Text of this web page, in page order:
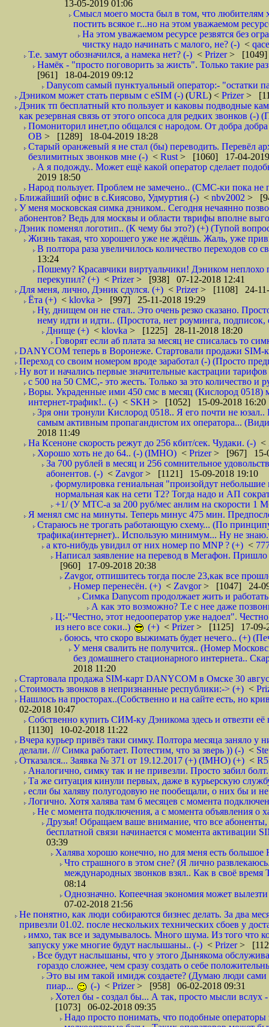
13-05-2019 01:06
Смысл моего моста был в том, что любителям
постить всякое г...но на этом уважаемом
На этом уважаемом ресурсе резвятся без
чистку надо начинать с малого, не? (-) <
Т.е. замут обозначился, а намека нет? (-) < Prizer> [1049]
Намёк - "просто поговорить за жисть". Только такие
[961] 18-04-2019 09:12
Danycom самый пунктуальный оператор:- "остатки
Дэником может стать первым с еSIM (-) (URL) < Prizer>
Дэник тп бесплатный кто пользует и каковы подводные
как резервная связь от этого опсоса для редких звонков (-)
Помониторил инет,по общался с народом. От добра
ОВ > [1289] 18-04-2019 18:28
Старый оранжевый я не стал (бы) переводить. Перевёл
безлимитных звонков мне (-) < Rust > [1060] 17-04-
А я подожду.. Может ещё какой оператор сделает
2019 18:50
Народ пользует. Проблем не замечено.. (СМС-ки пока
Ближайший офис в с.Киясово, Удмуртия (-) < nbv2002 >
У меня московская симка дэником.. Сегодня нечаянно
абонентов? Ведь для москвы и области тврифы вполне
Дэник поменял логотип.. (К чему бы это?) (+) (Тупой
Жизнь такая, что хорошего уже не ждёшь. Жаль, уже
В полтора раза увеличилось количество переходов
13:24
Пошему? Красавчики виртуальчики! Дэником
перекупил? (+) < Prizer> [938] 07-12-2018 12:41
Для меня, лично, Дэник сдулся. (+) < Prizer> [1108] 24-11-
Ёта (+) < klovka > [997] 25-11-2018 19:29
Ну, днищем он не стал.. Это очень резко сказано.
нему идти и идти.. (Простота, нет роуминга,
Днище (+) < klovka > [1225] 28-11-2018 18:20
Говорят если аб плата за месяц не списалась то
DANYCOM теперь в Воронеже. Стартовали продажи SIM-
Переход со своим номером вроде заработал (-) (Просто
Ну вот и начались первые значительные кастрации
с 500 на 50 СМС,- это жесть. Только за это количество и
Воры. Украденные ими 450 смс в месяц (Кислород 0518)
интернет-трафик!.. (-) < SKH > [1052] 15-09-2018 16:20
Зря они тронули Кислород 0518.. Я его почти не
самым активным пропагандистом их оператора...
2018 11:49
На Ксеноне скорость режут до 256 кбит/сек. Чудаки. (-) <
Хорошо хоть не до 64.. (-) (IMHO) < Prizer> [967] 15-
За 700 рублей в месяц и 256 сомнительное
абонентов. (-) < Zavgor> [1121] 15-09-2018 19:10
формулировка гениальная "произойдут небольшие
нормальная как на сети Т2? Тогда надо и АП
+1/ (У МТС-а за 200 руб/мес анлим на скорости 1
Я менял смс на минуты. Теперь минус 475 мин.
Стараюсь не трогать работающую схему... (По
трафика(интернет).. Использую минимум... Ну не
а кто-нибудь увидил от них номер по MNP ? (+) <
Написал заявление на перевод в Мегафон.
[960] 17-09-2018 20:38
Zavgor, отпишитесь тогда после 23,как все
Номер перенесён. (+) < Zavgor> [1047] 24-
Симка Danycom продолжает жить и
А как это возможно? Т.е с нее даже
Ц:-"Честно, этот недооператор уже надоел".
из него все соки..)
(+) < Prizer> [1125] 17-09-
боюсь, что скоро выжимать будет нечего.. (+)
У меня свалить не получится.. (Номер
без домашнего стационарного интернета..
2018 11:20
Стартовала продажа SIM-карт DANYCOM в Омске 30
Стоимость звонков в непризнанные республики:-> (+) <
Нашлось на просторах..(Собственно и на сайте есть, но
02-2018 10:47
Собственно купить СИМ-ку Дэникома здесь и отвезти
[1130] 10-02-2018 11:22
Вчера курьер привёз таки симку. Полтора месяца заняло
делали. /// Симка работает. Потестим, что за зверь )) (-) <
Отказался... Заявка № 371 от 19.12.2017 (+) (IMHO) (+) <
Аналогично, симку так и не привезли. Просто забил
Та же ситуация кинули первых, даже в курьерскую
если бы халяву полугодовую не пообещали, о них бы и
Логично. Хотя халява там 6 месяцев с момента
Не с момента подключения, а с момента объявления о
Друзья! Обращаем ваше внимание, что все
бесплатной связи начинается с момента
03:39
Халява хорошо конечно, но для меня есть
Что страшного в этом сне? (Я лично
международных звонков взял.. Как в своё
08:14
Однозначно. Копеечная экономия может
07-02-2018 21:56
Не понятно, как люди собираются бизнес делать. За два
привезли 01.02. после нескольких технических сбоев у
имхо, так все и задумывалось. Много шума. Из того что
запуску уже многие будут наслышаны.. (-) < Prizer>
Все будут наслышаны, что у этого Дынякома
гораздо сложнее, чем сразу создать о себе
Это вы им такой имидж создаете? (Думаю люди сами
пиар...
(-) < Prizer> [958] 06-02-2018 09:31
Хотел бы - создал бы... А так, просто мысли вслух
[1073] 06-02-2018 09:35
Надо просто понимать, что подобные